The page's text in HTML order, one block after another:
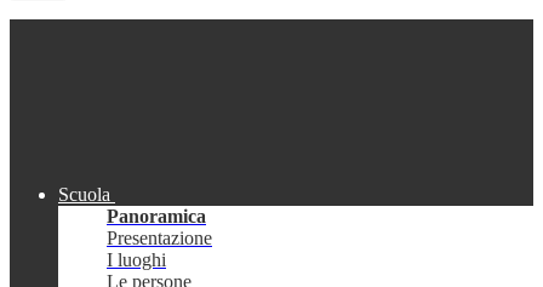
Scuola
Panoramica
Presentazione
I luoghi
Le persone